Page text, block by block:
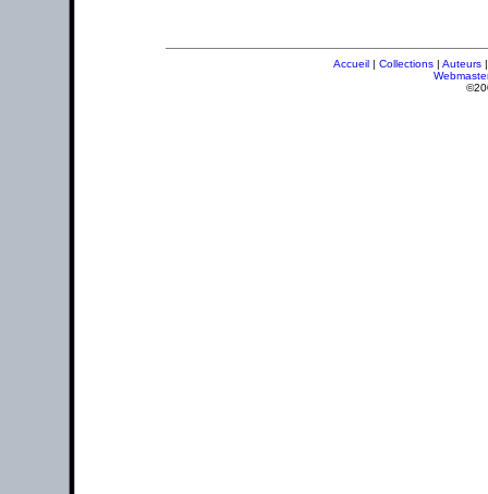
Accueil | Collections | Auteurs